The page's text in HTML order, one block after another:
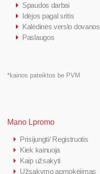
Spaudos darbai
Idėjos pagal sritis
Kalėdinės verslo dovanos
Paslaugos
*kainos pateiktos be PVM
Mano Lpromo
Prisijungti/ Registruotis
Kiek kainuoja
Kaip užsakyti
Užsakymo apmokėjimas